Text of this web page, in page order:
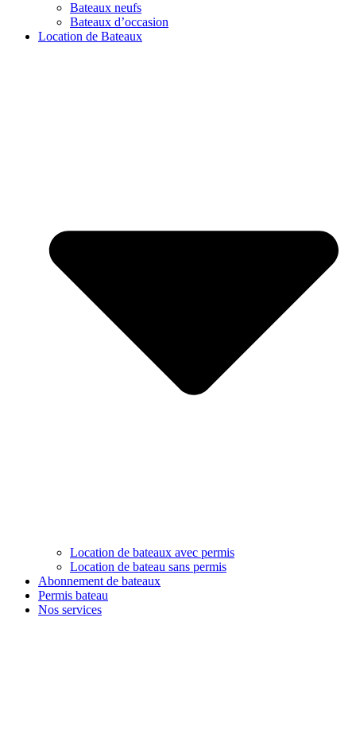
Bateaux neufs
Bateaux d’occasion
Location de Bateaux
Location de bateaux avec permis
Location de bateau sans permis
Abonnement de bateaux
Permis bateau
Nos services